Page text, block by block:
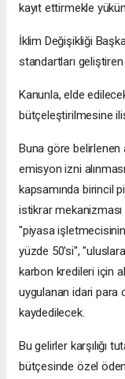
kayıt ettirmekle
İklim Değişikliği
standartları
Kanunla, elde
bütçeleştirilmesine
Buna göre belirlenen
emisyon izni
kapsamında birincil
istikrar mekanizması
"piyasa
yüzde 50'si",
karbon kredileri için
uygulanan idari para
kaydedilecek.
Bu gelirler karşılığı
bütçesinde özel